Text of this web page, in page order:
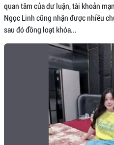
quan tâm của dư luận, tài khoản
Ngọc Linh cũng nhận được nhiều
sau đó đồng loạt khóa...